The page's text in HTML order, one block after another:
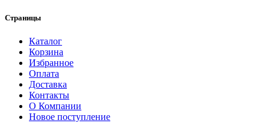
Страницы
Каталог
Корзина
Избранное
Оплата
Доставка
Контакты
О Компании
Новое поступление